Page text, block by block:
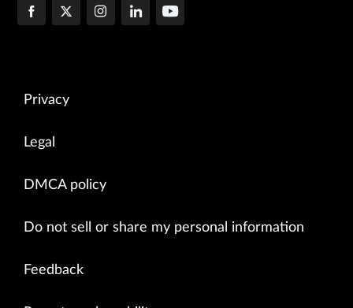
Privacy
Legal
DMCA policy
Do not sell or share my personal information
Feedback